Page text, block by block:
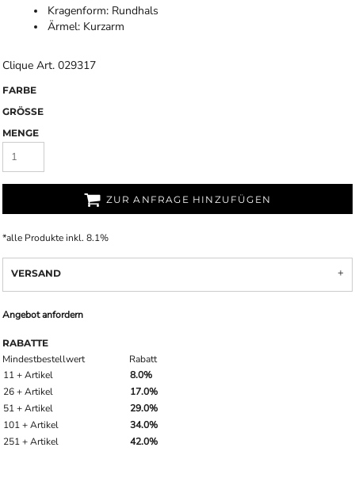
Kragenform: Rundhals
Ärmel: Kurzarm
Clique Art. 029317
FARBE
GRÖSSE
MENGE
ZUR ANFRAGE HINZUFÜGEN
*alle Produkte inkl. 8.1%
VERSAND
Angebot anfordern
RABATTE
Mindestbestellwert
Rabatt
11 + Artikel
8.0%
26 + Artikel
17.0%
51 + Artikel
29.0%
101 + Artikel
34.0%
251 + Artikel
42.0%